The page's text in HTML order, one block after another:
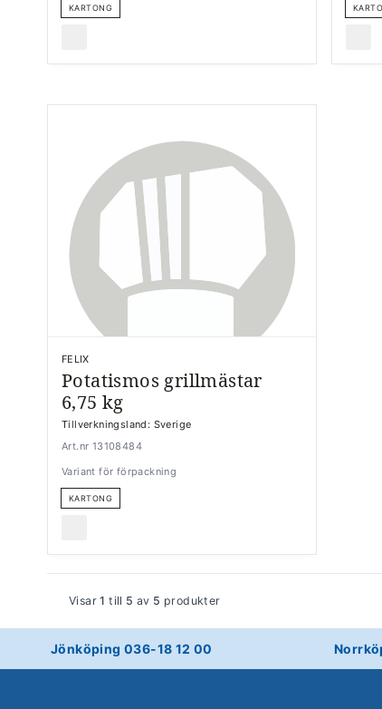
KARTONG
FELIX
Potatismos grillmästar
6,75 kg
Tillverkningsland: Sverige
Art.nr 13108484
Variant för förpackning
KARTONG
Visar1 till 5 av 5 produkter
Jönköping 036-18 12 00